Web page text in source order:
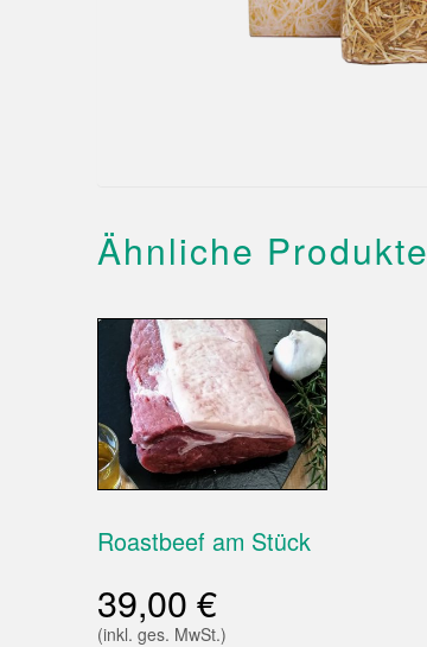
Ähnliche Produkte
Roastbeef am Stück
39,00 €
(inkl. ges. MwSt.)